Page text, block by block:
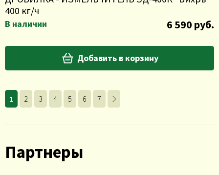
400 кг/ч
В наличии 6 590 руб.
Добавить в корзину
1 2 3 4 5 6 7
Партнеры